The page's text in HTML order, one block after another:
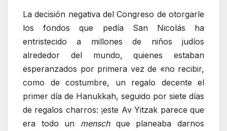
La decisión negativa del Congreso de otorgarle
los fondos que pedía San Nicolás ha
entristecido a millones de niños judíos
alrededor del mundo, quienes estaban
esperanzados por primera vez de «no recibir,
como de costumbre, un regalo decente el
primer día de Hanukkah, seguido por siete días
de regalos charros: ¡este Av Yitzak parece que
era todo un menschque planeaba darnos